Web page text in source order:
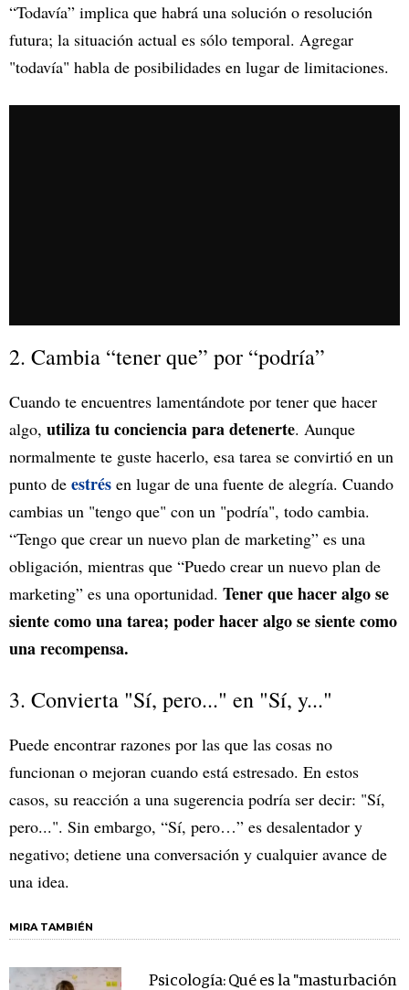
“Todavía” implica que habrá una solución o resolución
futura; la situación actual es sólo temporal. Agregar
"todavía" habla de posibilidades en lugar de limitaciones.
2. Cambia “tener que” por “podría”
Cuando te encuentres lamentándote por tener que hacer
algo, utiliza tu conciencia para detenerte. Aunque
normalmente te guste hacerlo, esa tarea se convirtió en un
punto de estrés en lugar de una fuente de alegría. Cuando
cambias un "tengo que" con un "podría", todo cambia.
“Tengo que crear un nuevo plan de marketing” es una
obligación, mientras que “Puedo crear un nuevo plan de
marketing” es una oportunidad. Tener que hacer algo se
siente como una tarea; poder hacer algo se siente como
una recompensa.
3. Convierta "Sí, pero..." en "Sí, y..."
Puede encontrar razones por las que las cosas no
funcionan o mejoran cuando está estresado. En estos
casos, su reacción a una sugerencia podría ser decir: "Sí,
pero...". Sin embargo, “Sí, pero…” es desalentador y
negativo; detiene una conversación y cualquier avance de
una idea.
MIRA TAMBIÉN
Psicología: Qué es la "masturbación